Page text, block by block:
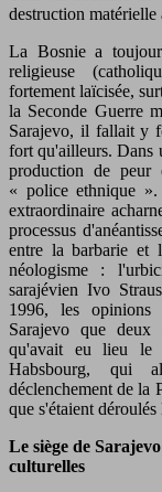
destruction matérielle
La Bosnie a
religieuse
fortement laïcisée,
la Seconde Guerre
Sarajevo, il fallait y
fort qu'ailleurs. Dans
production de peur
« police ethnique
extraordinaire
processus
entre la barbarie et
néologisme :
sarajévien Ivo
1996, les opinions
Sarajevo que deux
qu'avait eu lieu le
Habsbourg, qui
déclenchement de la
que s'étaient
Le siège de
culturelles